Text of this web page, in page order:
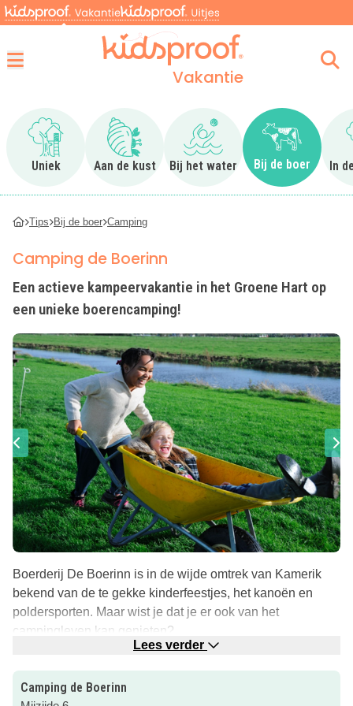
Vakantie
Uniek
Ga naar Uniek
Aan de kust
Ga naar Aan de kust
Bij het water
Ga naar Bij het water
Bij de boer
Ga naar Bij
In
Tips Bij de boer Camping
Camping de Boerinn
Een actieve kampeervakantie in het Groene Hart op
een unieke boerencamping!
Boerderij De Boerinn is in de wijde omtrek van Kamerik
bekend van de te gekke kinderfeestjes, het kanoën en
poldersporten. Maar wist je dat je er ook van het
campingleven kan genieten?
Tussen april en oktober is de camping geopend voor
Lees verder
Camping de Boerinn